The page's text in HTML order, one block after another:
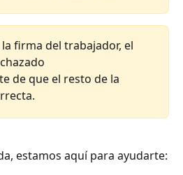
la firma del trabajador, el
de que el resto de la
estamos aquí para ayudarte: